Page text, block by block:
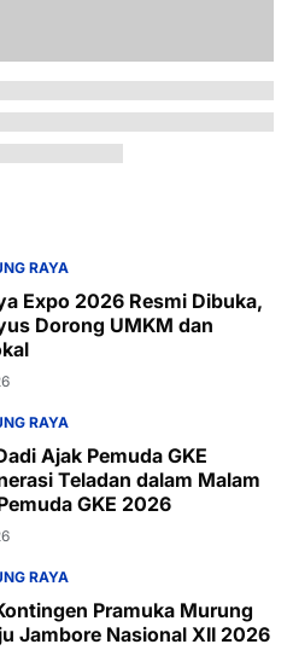
RAYA
Expo 2026 Resmi Dibuka,
Dorong UMKM dan
RAYA
Ajak Pemuda GKE
Teladan dalam Malam
GKE 2026
RAYA
Pramuka Murung
Jambore Nasional XII 2026